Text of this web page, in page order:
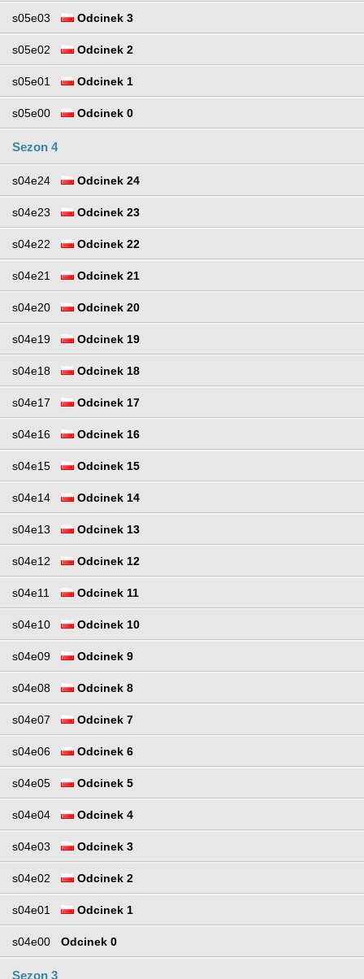
s05e03 Odcinek 3
s05e02 Odcinek 2
s05e01 Odcinek 1
s05e00 Odcinek 0
Sezon 4
s04e24 Odcinek 24
s04e23 Odcinek 23
s04e22 Odcinek 22
s04e21 Odcinek 21
s04e20 Odcinek 20
s04e19 Odcinek 19
s04e18 Odcinek 18
s04e17 Odcinek 17
s04e16 Odcinek 16
s04e15 Odcinek 15
s04e14 Odcinek 14
s04e13 Odcinek 13
s04e12 Odcinek 12
s04e11 Odcinek 11
s04e10 Odcinek 10
s04e09 Odcinek 9
s04e08 Odcinek 8
s04e07 Odcinek 7
s04e06 Odcinek 6
s04e05 Odcinek 5
s04e04 Odcinek 4
s04e03 Odcinek 3
s04e02 Odcinek 2
s04e01 Odcinek 1
s04e00 Odcinek 0
Sezon 3